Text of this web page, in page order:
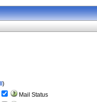
)
Mail Status